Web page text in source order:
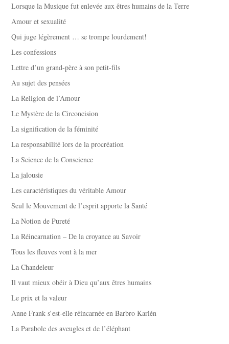
Lorsque la Musique fut enlevée aux êtres humains de la Terre
Amour et sexualité
Qui juge légèrement … se trompe lourdement!
Les confessions
Lettre d’un grand-père à son petit-fils
Au sujet des pensées
La Religion de l’Amour
Le Mystère de la Circoncision
La signification de la féminité
La responsabilité lors de la procréation
La Science de la Conscience
La jalousie
Les caractéristiques du véritable Amour
Seul le Mouvement de l’esprit apporte la Santé
La Notion de Pureté
La Réincarnation – De la croyance au Savoir
Tous les fleuves vont à la mer
La Chandeleur
Il vaut mieux obéir à Dieu qu’aux êtres humains
Le prix et la valeur
Anne Frank s’est-elle réincarnée en Barbro Karlén
La Parabole des aveugles et de l’éléphant